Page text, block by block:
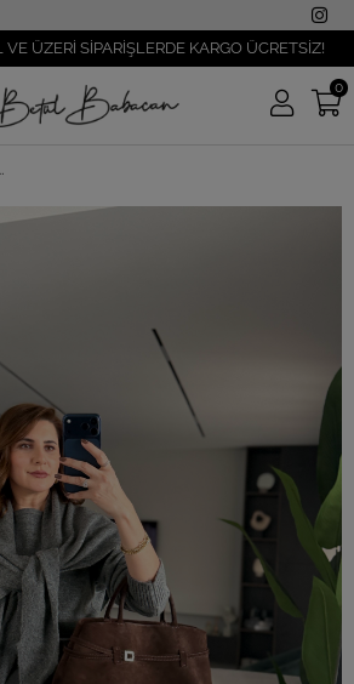
SİPARİŞLERDE KARGO ÜCRETSİZ!
0
KAZAK